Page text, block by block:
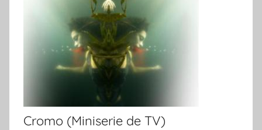
Cromo (Miniserie de TV)